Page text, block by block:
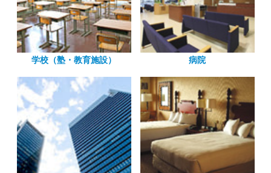
学校（塾・教育施設） 病院